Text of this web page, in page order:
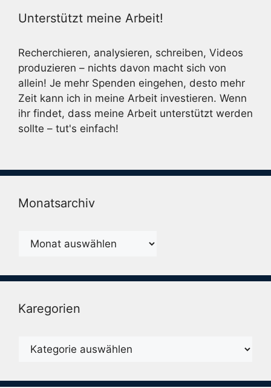
Unterstützt meine Arbeit!
Recherchieren, analysieren, schreiben, Videos
produzieren – nichts davon macht sich von
allein! Je mehr Spenden eingehen, desto mehr
Zeit kann ich in meine Arbeit investieren. Wenn
ihr findet, dass meine Arbeit unterstützt werden
sollte – tut's einfach!
Monatsarchiv
Monatsarchiv
Karegorien
Karegorien